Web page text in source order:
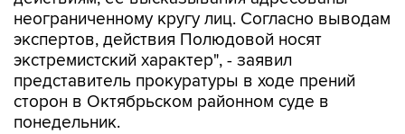
неограниченному кругу лиц. Согласно выводам
экспертов, действия Полюдовой носят
экстремистский характер", - заявил
представитель прокуратуры в ходе прений
сторон в Октябрьском районном суде в
понедельник.